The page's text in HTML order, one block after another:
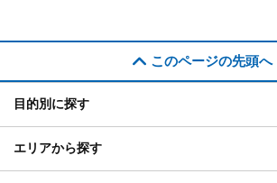
このページの先頭へ
目的別に探す
エリアから探す